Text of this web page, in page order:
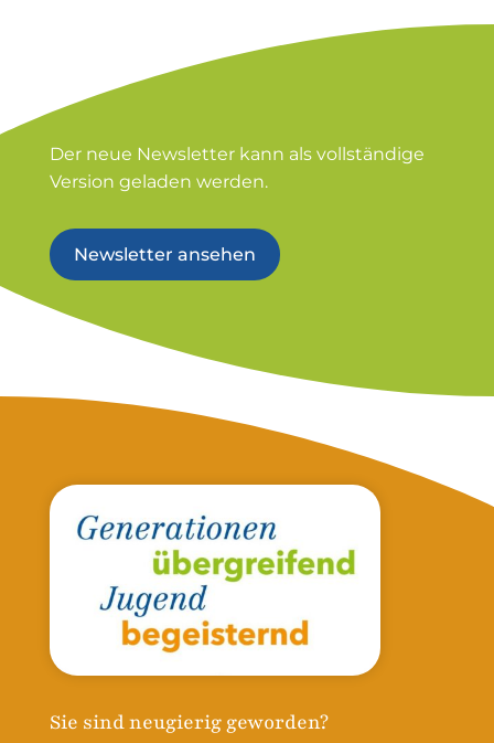
Der neue Newsletter kann als vollständige
Version geladen werden.
Newsletter ansehen
Sie sind neugierig geworden?